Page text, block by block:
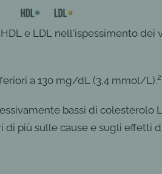
e LDL nell'ispessimento dei
a 130 mg/dL (3,4 mmol/L).²
bassi di colesterolo
di più sulle cause e sugli effetti